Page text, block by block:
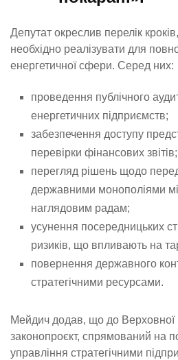
Депутат окреслив перелік
необхідно реалізувати для
енергетичної сфери. Серед них:
проведення публічного
енергетичних підприємств;
забезпечення доступу
перевірки фінансових звітів;
перегляд рішень щодо
державними монополіями
наглядовим радам;
усунення посередницьких
ризиків, що впливають на
повернення державного
стратегічними ресурсами.
Мейдич додав, що до
законопроєкт, спрямований на
управління стратегічними